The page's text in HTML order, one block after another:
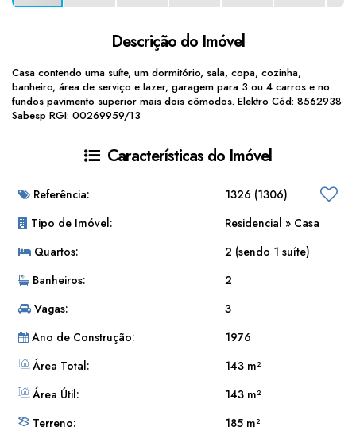
Descrição do Imóvel
Casa contendo uma suíte, um dormitório, sala, copa, cozinha,
banheiro, área de serviço e lazer, garagem para 3 ou 4 carros e no
fundos pavimento superior mais dois cômodos. Elektro Cód: 8562938
Sabesp RGI: 00269959/13
Características do Imóvel
Referência: 1326 (1306)
Tipo de Imóvel:
Residencial » Casa
Quartos:
2 (sendo 1 suíte)
Banheiros:
2
Vagas:
3
Ano de Construção:
1976
Área Total:
143 m²
Área Útil:
143 m²
Terreno:
185 m²